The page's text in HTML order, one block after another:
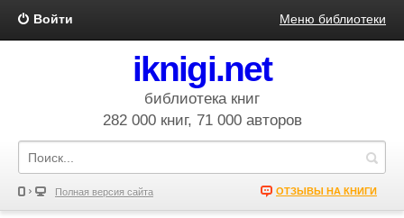
Войти Меню библиотеки
iknigi.net
библиотека книг
282 000 книг, 71 000 авторов
Полная версия сайта ОТЗЫВЫ НА КНИГИ